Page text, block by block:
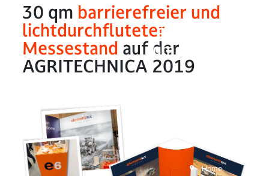
Home
Element Six –
qm
30 qm barrierefreier und
lichtdurchfluteter
Messestand auf der
AGRITECHNICA 2019